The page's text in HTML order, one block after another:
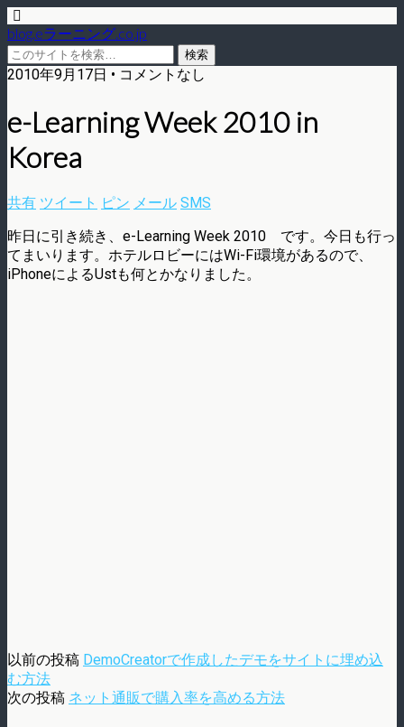
blog.eラーニング.co.jp
2010年9月17日 • コメントなし
e-Learning Week 2010 in
Korea
共有 ツイート ピン メール SMS
昨日に引き続き、e-Learning Week 2010 です。今日も行っ
てまいります。ホテルロビーにはWi-Fi環境があるので、
iPhoneによるUstも何とかなりました。
以前の投稿 DemoCreatorで作成したデモをサイトに埋め込
む方法
次の投稿 ネット通販で購入率を高める方法